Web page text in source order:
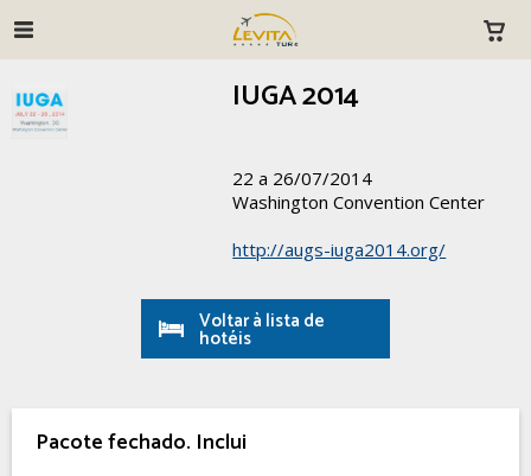
IUGA 2014
22 a 26/07/2014
Washington Convention Center
http://augs-iuga2014.org/
Voltar à lista de
hotéis
Pacote fechado. Inclui